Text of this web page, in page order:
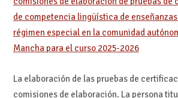
de competencia lingüística de
régimen especial en la comunidad
Mancha para el curso 2025-2026
La elaboración de las pruebas de
comisiones de elaboración. La persona